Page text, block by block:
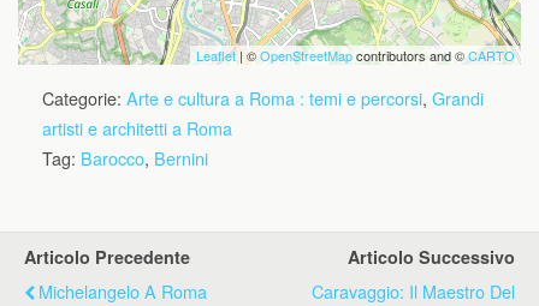
Leaflet| ©OpenStreetMapcontributors and ©CARTO
Categorie: Arte e cultura a Roma : temi e percorsi, Grandi
artisti e architetti a Roma
Tag: Barocco, Bernini
Articolo Precedente
Michelangelo A Roma
Articolo Successivo
Caravaggio: Il Maestro Del